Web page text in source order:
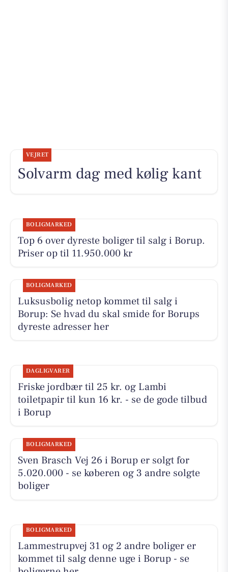
VEJRET
Solvarm dag med kølig kant
BOLIGMARKED
Top 6 over dyreste boliger til salg i Borup.
Priser op til 11.950.000 kr
BOLIGMARKED
Luksusbolig netop kommet til salg i
Borup: Se hvad du skal smide for Borups
dyreste adresser her
DAGLIGVARER
Friske jordbær til 25 kr. og Lambi
toiletpapir til kun 16 kr. - se de gode tilbud
i Borup
BOLIGMARKED
Sven Brasch Vej 26 i Borup er solgt for
5.020.000 - se køberen og 3 andre solgte
boliger
BOLIGMARKED
Lammestrupvej 31 og 2 andre boliger er
kommet til salg denne uge i Borup - se